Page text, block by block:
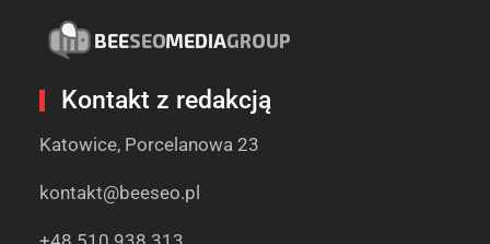
Kontakt z redakcją
Katowice, Porcelanowa 23
kontakt@beeseo.pl